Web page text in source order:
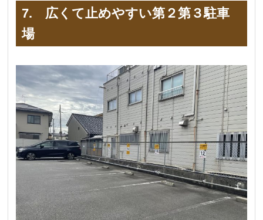
7. 広くて止めやすい第２第３駐車
場